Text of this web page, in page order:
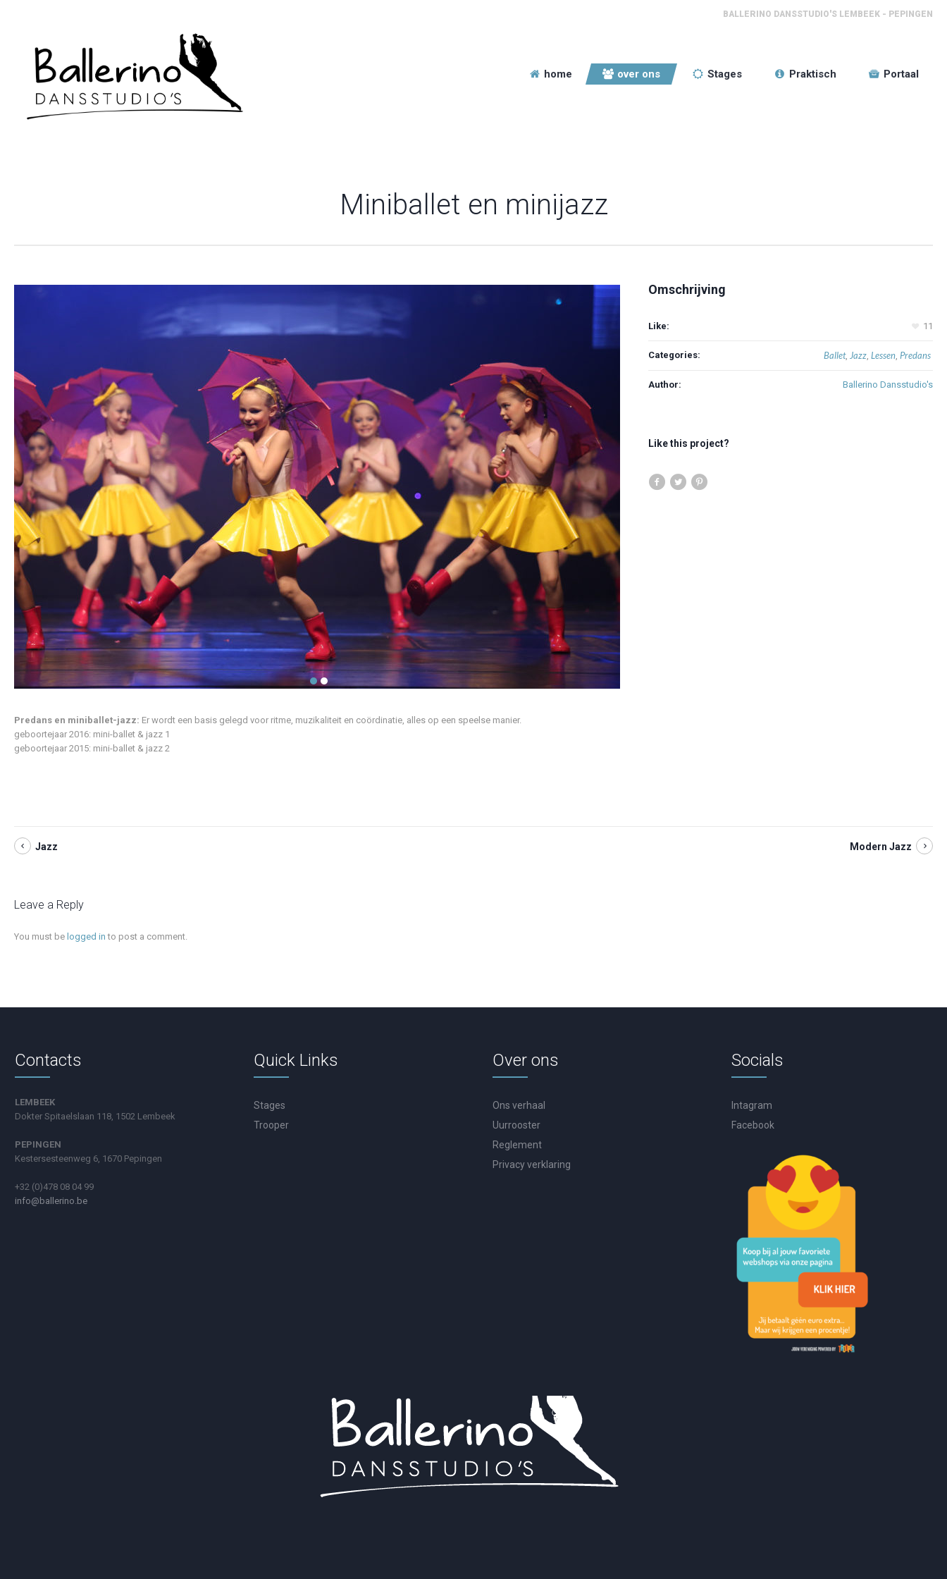
BALLERINO DANSSTUDIO'S LEMBEEK - PEPINGEN
home over ons Stages Praktisch Portaal
Miniballet en minijazz
Predans en miniballet-jazz: Er wordt een basis gelegd voor ritme, muzikaliteit en coördinatie, alles op een speelse manier.
geboortejaar 2016: mini-ballet & jazz 1
geboortejaar 2015: mini-ballet & jazz 2
Omschrijving
Like: 11
Categories: Ballet, Jazz, Lessen, Predans
Author: Ballerino Dansstudio's
Like this project?
Jazz Modern Jazz
Leave a Reply
You must be logged in to post a comment.
Contacts
LEMBEEK
Dokter Spitaelslaan 118, 1502 Lembeek
PEPINGEN
Kestersesteenweg 6, 1670 Pepingen
+32 (0)478 08 04 99
info@ballerino.be
Quick Links
Stages
Trooper
Over ons
Ons verhaal
Uurrooster
Reglement
Privacy verklaring
Socials
Intagram
Facebook